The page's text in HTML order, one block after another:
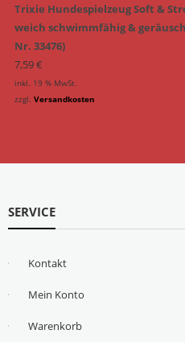
Trixie Hundespielzeug Soft &
weich schwimmfähig &
Nr. 33476)
7,59€
inkl. 19 % MwSt.
zzgl. Versandkosten
SERVICE
Kontakt
Mein Konto
Warenkorb